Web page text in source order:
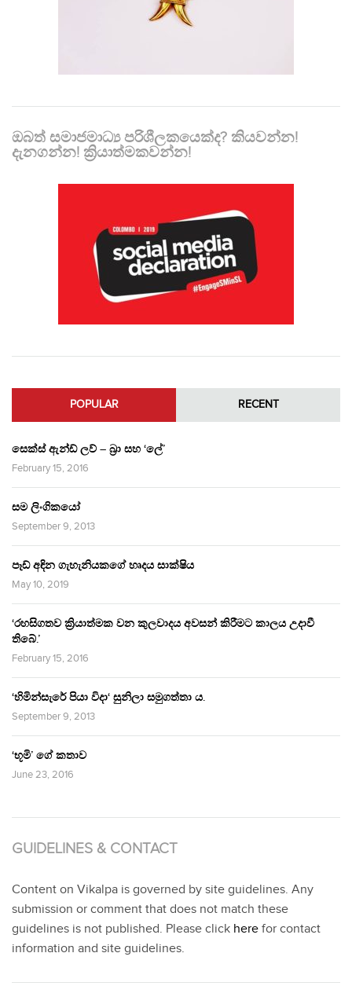
ඔබත් සමාජමාධ්‍ය පරිශීලකයෙක්ද? කියවන්න!
දැනගන්න! ක්‍රියාත්මකවන්න!
POPULAR RECENT
සෙක්ස් ඇන්ඩ් ලව් – බ්‍රා සහ ‘ලේ’
February 15, 2016
සම ලිංගිකයෝ
September 9, 2013
පෑඩ් අඳින ගැහැනියකගේ හෘදය සාක්ෂිය
May 10, 2019
‘රහසිගතව ක්‍රියාත්මක වන කුලවාදය අවසන් කිරීමට කාලය උදාවී
තිබේ.’
February 15, 2016
‘හිමින්සැරේ පියා විදා‘ සුනිලා සමුගත්තා ය.
September 9, 2013
‘භූමි’ ගේ කතාව
June 23, 2016
GUIDELINES & CONTACT
Content on Vikalpa is governed by site guidelines. Any
submission or comment that does not match these
guidelines is not published. Please click here for contact
information and site guidelines.